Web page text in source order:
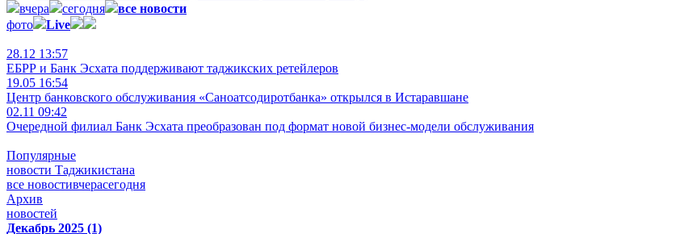
вчера
сегодня
все новости
фото
Live
28.12 13:57
ЕБРР и Банк Эсхата поддерживают таджикских ретейлеров
19.05 16:54
Центр банковского обслуживания «Саноатсодиротбанка» открылся в Истаравшане
02.11 09:42
Очередной филиал Банк Эсхата преобразован под формат новой бизнес-модели обслуживания
Популярные
новости Таджикистана
все новостивчерасегодня
Архив
новостей
Декабрь 2025 (1)